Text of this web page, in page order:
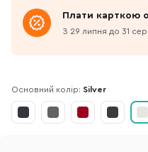
Плати карткою
З 29 липня до 31
Основний колір: Silver